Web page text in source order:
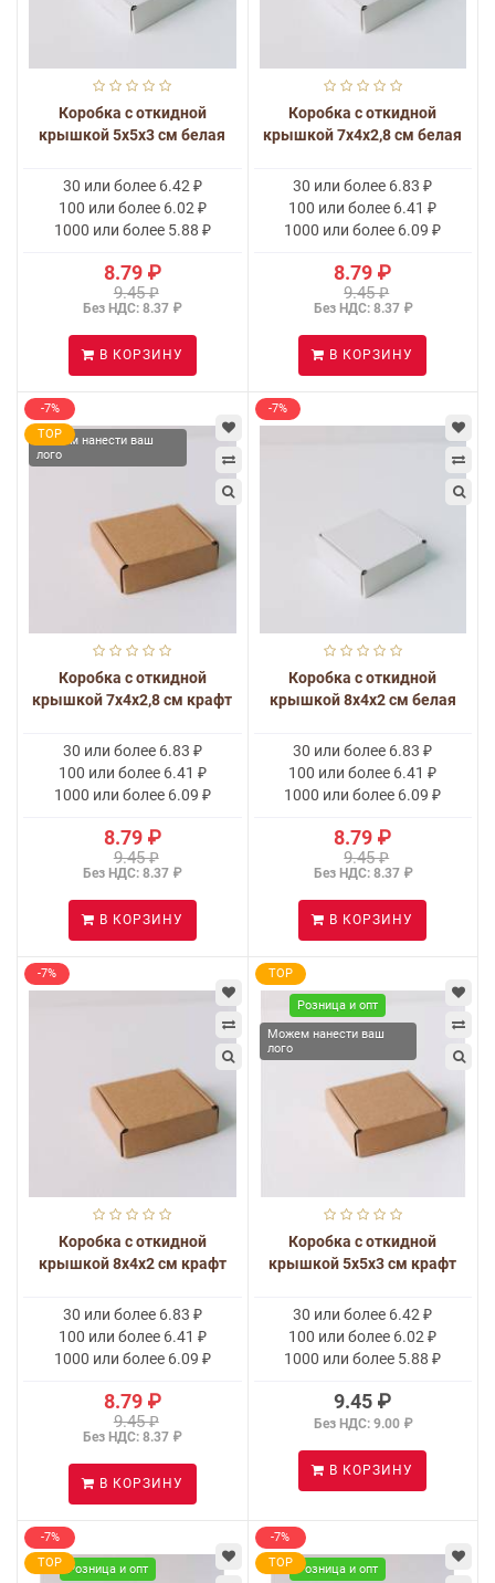
Коробка с откидной
крышкой 5x5x3 см белая
30 или более 6.42 ₽
100 или более 6.02 ₽
1000 или более 5.88 ₽
8.79 ₽
9.45 ₽
Без НДС: 8.37 ₽
В КОРЗИНУ
Коробка с откидной
крышкой 7x4x2,8 см белая
30 или более 6.83 ₽
100 или более 6.41 ₽
1000 или более 6.09 ₽
8.79 ₽
9.45 ₽
Без НДС: 8.37 ₽
В КОРЗИНУ
Можем нанести ваш
лого
-7%
TOP
Коробка с откидной
крышкой 7x4x2,8 см крафт
30 или более 6.83 ₽
100 или более 6.41 ₽
1000 или более 6.09 ₽
8.79 ₽
9.45 ₽
Без НДС: 8.37 ₽
В КОРЗИНУ
-7%
Коробка с откидной
крышкой 8х4х2 см белая
30 или более 6.83 ₽
100 или более 6.41 ₽
1000 или более 6.09 ₽
8.79 ₽
9.45 ₽
Без НДС: 8.37 ₽
В КОРЗИНУ
-7%
Коробка с откидной
крышкой 8х4х2 см крафт
30 или более 6.83 ₽
100 или более 6.41 ₽
1000 или более 6.09 ₽
8.79 ₽
9.45 ₽
Без НДС: 8.37 ₽
В КОРЗИНУ
Розница и опт
Можем нанести ваш
лого
TOP
Коробка с откидной
крышкой 5x5x3 см крафт
30 или более 6.42 ₽
100 или более 6.02 ₽
1000 или более 5.88 ₽
9.45 ₽
Без НДС: 9.00 ₽
В КОРЗИНУ
Розница и опт
-7%
TOP
Розница и опт
-7%
TOP